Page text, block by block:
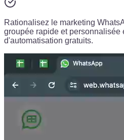
Rationalisez le marketing
groupée rapide et personnalisée
d'automatisation gratuits.